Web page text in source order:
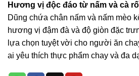
Hương vị độc đáo từ nấm và cà
Dũng chứa chân nấm và nấm mèo
hương vị đậm đà và độ giòn đặc
lựa chọn tuyệt vời cho người ăn
ai yêu thích thực phẩm chay và đa